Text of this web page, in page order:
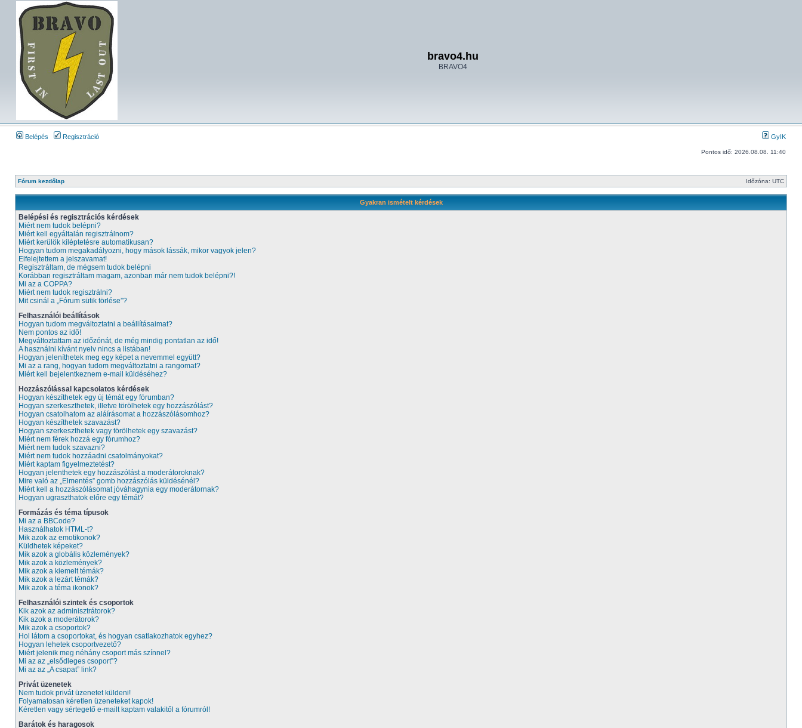
bravo4.hu
BRAVO4
Belépés Regisztráció GyIK
Pontos idő: 2026.08.08. 11:40
Fórum kezdőlap Időzóna: UTC
Gyakran ismételt kérdések
Belépési és regisztrációs kérdések
Miért nem tudok belépni?
Miért kell egyáltalán regisztrálnom?
Miért kerülök kiléptetésre automatikusan?
Hogyan tudom megakadályozni, hogy mások lássák, mikor vagyok jelen?
Elfelejtettem a jelszavamat!
Regisztráltam, de mégsem tudok belépni
Korábban regisztráltam magam, azonban már nem tudok belépni?!
Mi az a COPPA?
Miért nem tudok regisztrálni?
Mit csinál a „Fórum sütik törlése”?
Felhasználói beállítások
Hogyan tudom megváltoztatni a beállításaimat?
Nem pontos az idő!
Megváltoztattam az időzónát, de még mindig pontatlan az idő!
A használni kívánt nyelv nincs a listában!
Hogyan jeleníthetek meg egy képet a nevemmel együtt?
Mi az a rang, hogyan tudom megváltoztatni a rangomat?
Miért kell bejelentkeznem e-mail küldéséhez?
Hozzászólással kapcsolatos kérdések
Hogyan készíthetek egy új témát egy fórumban?
Hogyan szerkeszthetek, illetve törölhetek egy hozzászólást?
Hogyan csatolhatom az aláírásomat a hozzászólásomhoz?
Hogyan készíthetek szavazást?
Hogyan szerkeszthetek vagy törölhetek egy szavazást?
Miért nem férek hozzá egy fórumhoz?
Miért nem tudok szavazni?
Miért nem tudok hozzáadni csatolmányokat?
Miért kaptam figyelmeztetést?
Hogyan jelenthetek egy hozzászólást a moderátoroknak?
Mire való az „Elmentés” gomb hozzászólás küldésénél?
Miért kell a hozzászólásomat jóváhagynia egy moderátornak?
Hogyan ugraszthatok előre egy témát?
Formázás és téma típusok
Mi az a BBCode?
Használhatok HTML-t?
Mik azok az emotikonok?
Küldhetek képeket?
Mik azok a globális közlemények?
Mik azok a közlemények?
Mik azok a kiemelt témák?
Mik azok a lezárt témák?
Mik azok a téma ikonok?
Felhasználói szintek és csoportok
Kik azok az adminisztrátorok?
Kik azok a moderátorok?
Mik azok a csoportok?
Hol látom a csoportokat, és hogyan csatlakozhatok egyhez?
Hogyan lehetek csoportvezető?
Miért jelenik meg néhány csoport más színnel?
Mi az az „elsődleges csoport”?
Mi az az „A csapat” link?
Privát üzenetek
Nem tudok privát üzenetet küldeni!
Folyamatosan kéretlen üzeneteket kapok!
Kéretlen vagy sértegető e-mailt kaptam valakitől a fórumról!
Barátok és haragosok